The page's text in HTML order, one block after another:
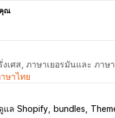
ณ
เศส, ภาษาเยอรมันและ ภาษ
ษาไทย
แล Shopify bundles